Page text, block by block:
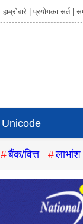
हाम्रोबारे | प्रयोगका सर्त |
Unicode
बैंक/वित्त लाभांश